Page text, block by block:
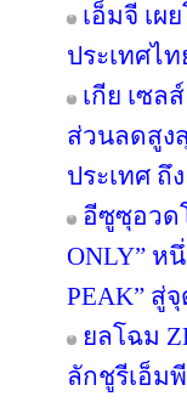
เอ็มจี เผ
ประเทศไ
เกีย เซล
ส่วนลดสูง
ประเทศ ถึ
อีซูซุอวด
ONLY” ห
PEAK” สู่
ยลโฉม
ลักชูรีเอ็ม